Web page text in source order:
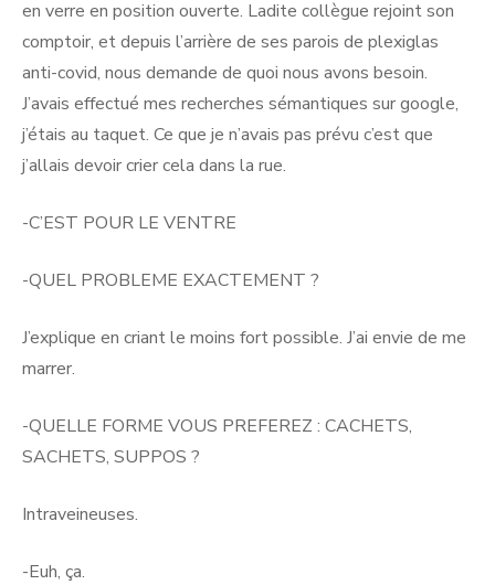
en verre en position ouverte. Ladite collègue rejoint son
comptoir, et depuis l’arrière de ses parois de plexiglas
anti-covid, nous demande de quoi nous avons besoin.
J’avais effectué mes recherches sémantiques sur google,
j’étais au taquet. Ce que je n’avais pas prévu c’est que
j’allais devoir crier cela dans la rue.
-C’EST POUR LE VENTRE
-QUEL PROBLEME EXACTEMENT ?
J’explique en criant le moins fort possible. J’ai envie de me
marrer.
-QUELLE FORME VOUS PREFEREZ : CACHETS,
SACHETS, SUPPOS ?
Intraveineuses.
-Euh, ça.